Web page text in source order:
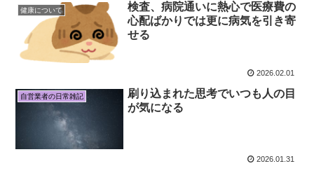
健康について
検査、病院通いに熱心で医療費の
心配ばかりでは更に病気を引き寄
せる
2026.02.01
自営業者の日常雑記
刷り込まれた思考でいつも人の目
が気になる
2026.01.31